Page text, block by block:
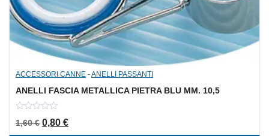
ACCESSORI CANNE -ANELLI PASSANTI
ANELLI FASCIA METALLICA PIETRA BLU MM. 10,5
out
of
1,60€ Il prezzo originale era: 1,60 €.
0,80 €Il prezzo attuale è: 0,80 €.